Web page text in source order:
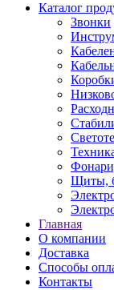
Каталог
Звонки
Щиты,
Главная
О компании
Доставка
Способы
Контакты